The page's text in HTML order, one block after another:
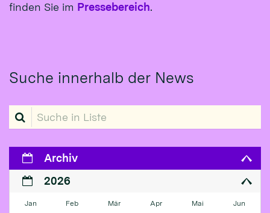
finden Sie im Pressebereich.
Suche innerhalb der News
Suche in Liste
Archiv
2026
Jan Feb Mär Apr Mai Jun